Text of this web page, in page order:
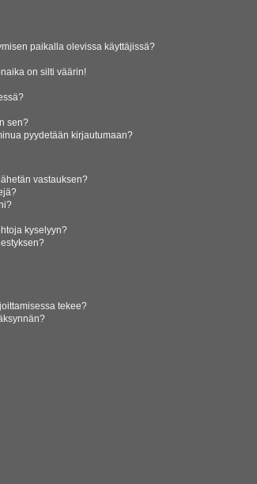
paikalla olevissa käyttäjissä?
on silti väärin!
sen?
pyydetään kirjautumaan?
vastauksen?
kyselyyn?
tekee?